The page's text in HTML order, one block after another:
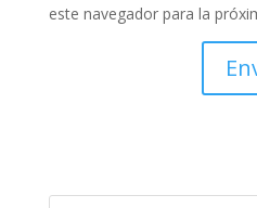
este navegador para la